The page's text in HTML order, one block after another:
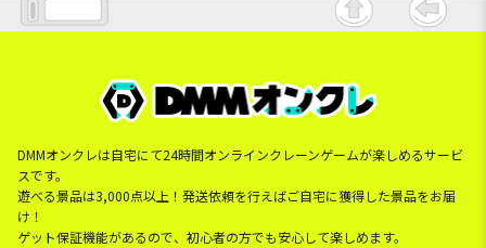
DMMオンクレは自宅にて24時間オンラインクレーンゲームが楽しめるサービ
スです。
遊べる景品は3,000点以上！発送依頼を行えばご自宅に獲得した景品をお届
け！
ゲット保証機能があるので、初心者の方でも安心して楽しめます。